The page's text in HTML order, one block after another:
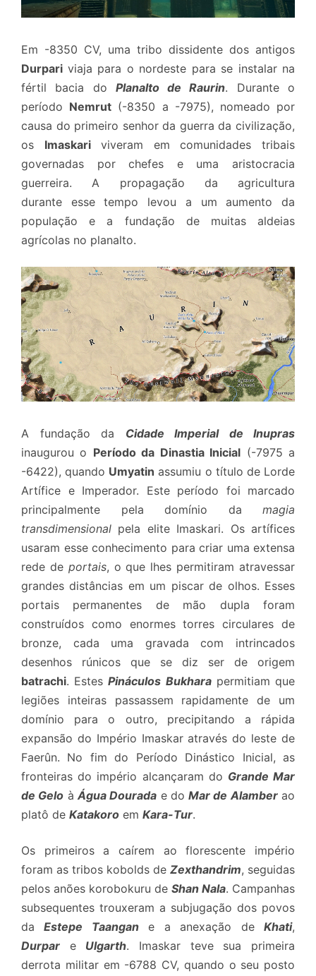
Em -8350 CV, uma tribo dissidente dos antigos
Durpari viaja para o nordeste para se instalar na
fértil bacia do Planalto de Raurin. Durante o
período Nemrut (-8350 a -7975), nomeado por
causa do primeiro senhor da guerra da civilização,
os Imaskariviveram em comunidades tribais
governadas por chefes e uma aristocracia
guerreira. A propagação da agricultura
durante esse tempo levou a um aumento da
população e a fundação de muitas aldeias
agrícolas no planalto.
A fundação da Cidade Imperial de Inupras
inaugurou o Período da Dinastia Inicial (-7975 a
-6422), quando Umyatin assumiu o título de Lorde
Artífice e Imperador. Este período foi marcado
principalmente pela domínio da magia
transdimensional pela elite Imaskari. Os artífices
usaram esse conhecimento para criar uma extensa
rede de portais, o que lhes permitiram atravessar
grandes distâncias em um piscar de olhos. Esses
portais permanentes de mão dupla foram
construídos como enormes torres circulares de
bronze, cada uma gravada com intrincados
desenhos rúnicos que se diz ser de origem
batrachi. Estes Pináculos Bukhara permitiam que
legiões inteiras passassem rapidamente de um
domínio para o outro, precipitando a rápida
expansão do Império Imaskar através do leste de
Faerûn. No fim do Período Dinástico Inicial, as
fronteiras do império alcançaram do Grande Mar
de Gelo à Água Dourada e doMar de Alamber ao
platô de Katakoro em Kara-Tur.
Os primeiros a caírem ao florescente império
foram as tribos kobolds de Zexthandrim, seguidas
pelos anões korobokuru de Shan Nala. Campanhas
subsequentes trouxeram a subjugação dos povos
daEstepe Taangane a anexação deKhati,
Durpar
e Ulgarth. Imaskar teve sua primeira
derrota militar em -6788 CV, quando o seu posto